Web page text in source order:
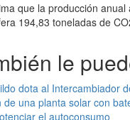
que la producción
194,83 toneladas de
le
dota al Intercambiador
de una planta solar con
el autoconsumo